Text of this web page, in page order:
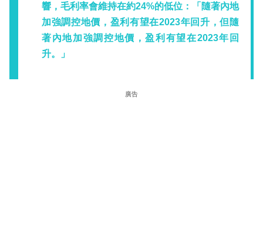
響，毛利率會維持在約24%的低位：「隨著內地
加強調控地價，盈利有望在2023年回升，但隨
著內地加強調控地價，盈利有望在2023年回
升。」
廣告